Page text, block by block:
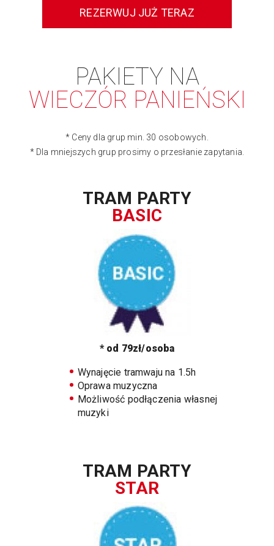
REZERWUJ JUŻ TERAZ
PAKIETY NA
WIECZÓR PANIEŃSKI
* Ceny dla grup min. 30 osobowych.
* Dla mniejszych grup prosimy o przesłanie zapytania.
TRAM PARTY
BASIC
* od 79zł/osoba
Wynajęcie tramwaju na 1.5h
Oprawa muzyczna
Możliwość podłączenia własnej
muzyki
TRAM PARTY
STAR